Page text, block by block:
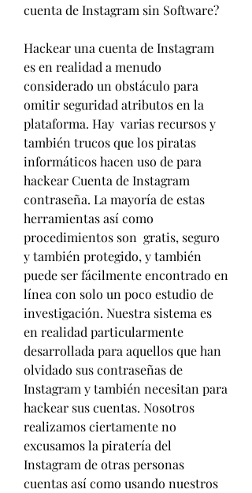
cuenta de Instagram sin Software?
Hackear una cuenta de Instagram
es en realidad a menudo
considerado un obstáculo para
omitir seguridad atributos en la
plataforma. Hay  varias recursos y
también trucos que los piratas
informáticos hacen uso de para
hackear Cuenta de Instagram
contraseña. La mayoría de estas
herramientas así como
procedimientos son  gratis, seguro
y también protegido, y también
puede ser fácilmente encontrado en
línea con solo un poco estudio de
investigación. Nuestra sistema es
en realidad particularmente
desarrollada para aquellos que han
olvidado sus contraseñas de
Instagram y también necesitan para
hackear sus cuentas. Nosotros
realizamos ciertamente no
excusamos la piratería del
Instagram de otras personas
cuentas así como usando nuestros